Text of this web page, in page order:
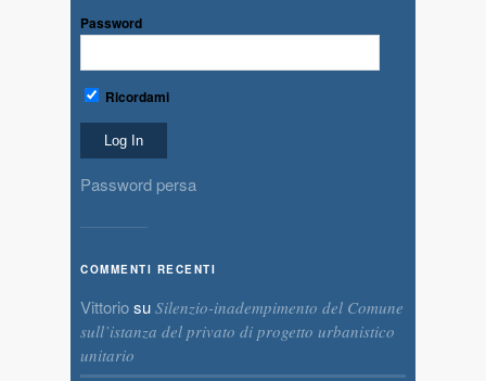
Password
Ricordami
Password persa
COMMENTI RECENTI
Vittoriosu Silenzio-inadempimento del Comune
sull’istanza del privato di progetto urbanistico
unitario